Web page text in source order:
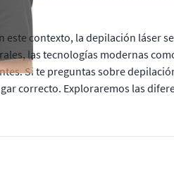
contexto, la depilación láser
las tecnologías modernas
Si te preguntas sobre
correcto. Exploraremos las